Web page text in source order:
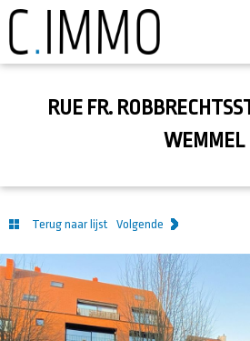
RUE FR.
WEMMEL
Terug naar lijst Volgende